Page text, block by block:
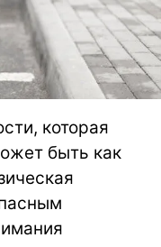
которая
быть как